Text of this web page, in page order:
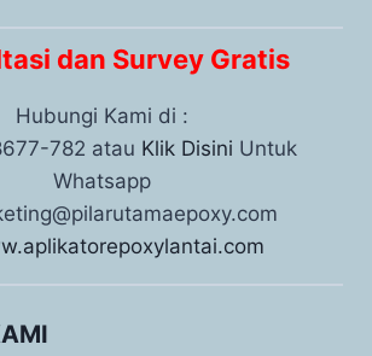
dan Survey Gratis
Hubungi Kami di :
782 atau Klik Disini Untuk
Whatsapp